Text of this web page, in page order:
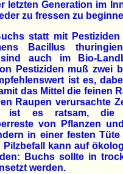
letzten Generation im
zu fressen zu
statt mit
Bacillus
auch im Bio-
Pestiziden muß zwei
ist es,
das Mittel die feinen
Raupen verursachte
ist es ratsam, die
von Pflanzen
in einer festen Tüte
kann auf
Buchs sollte in
werden.